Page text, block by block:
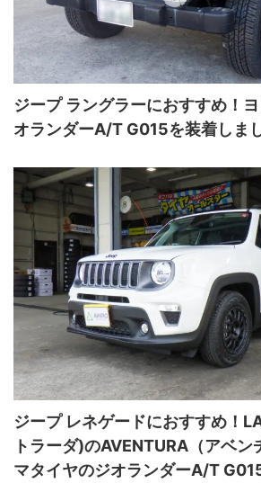
ジープ ラングラーにおすすめ！
オランダーA/T G015を装着し
ジープ レネゲードにおすすめ！
トラーダ)のAVENTURA（アベン
マタイヤのジオランダーA/T